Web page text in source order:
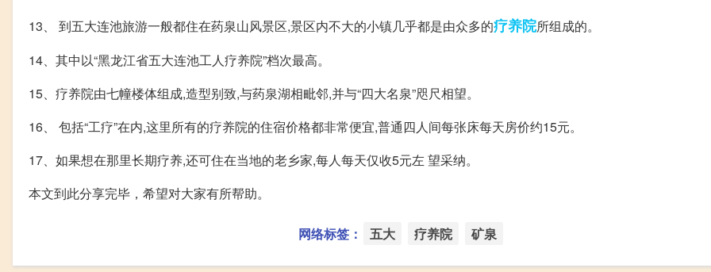
13、 到五大连池旅游一般都住在药泉山风景区,景区内不大的小镇几乎都是由众多的疗养院所组成的。
14、其中以“黑龙江省五大连池工人疗养院”档次最高。
15、疗养院由七幢楼体组成,造型别致,与药泉湖相毗邻,并与“四大名泉”咫尺相望。
16、 包括“工疗”在内,这里所有的疗养院的住宿价格都非常便宜,普通四人间每张床每天房价约15元。
17、如果想在那里长期疗养,还可住在当地的老乡家,每人每天仅收5元左 望采纳。
本文到此分享完毕，希望对大家有所帮助。
网络标签： 五大 疗养院 矿泉